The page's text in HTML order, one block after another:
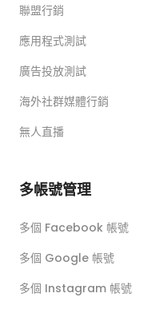
聯盟行銷
應用程式測試
廣告投放測試
海外社群媒體行銷
無人直播
多帳號管理
多個 Facebook 帳號
多個 Google 帳號
多個 Instagram 帳號